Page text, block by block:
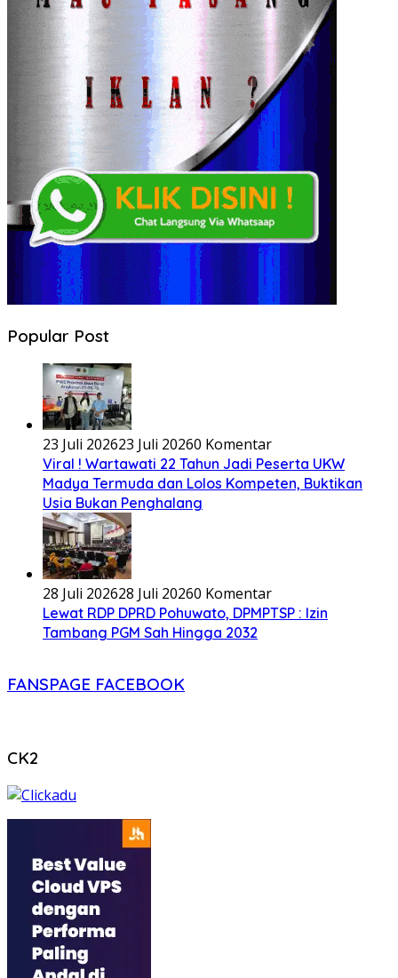
Popular Post
23 Juli 202623 Juli 20260 Komentar
Viral ! Wartawati 22 Tahun Jadi Peserta UKW
Madya Termuda dan Lolos Kompeten, Buktikan
Usia Bukan Penghalang
28 Juli 202628 Juli 20260 Komentar
Lewat RDP DPRD Pohuwato, DPMPTSP : Izin
Tambang PGM Sah Hingga 2032
FANSPAGE FACEBOOK
CK2